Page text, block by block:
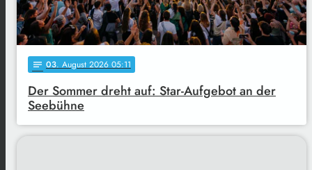
notes 03. August 2026 05:11
Der Sommer dreht auf: Star-Aufgebot an der
Seebühne